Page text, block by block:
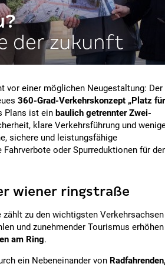
der zukunft
vor einer möglichen Neugestaltung: Der
360-Grad-Verkehrskonzept „Platz für
Plans ist ein baulich getrennter Zwei-
klare Verkehrsführung und
sichere und leistungsfähige
Fahrverbote oder Spurreduktionen für
wiener ringstraße
zu den wichtigsten Verkehrsachsen
und zunehmender Tourismus erhöhen
am Ring.
ein Nebeneinander von Radfahrenden,